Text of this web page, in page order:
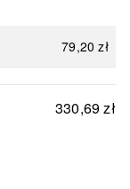
79,20 zł
330,69 zł